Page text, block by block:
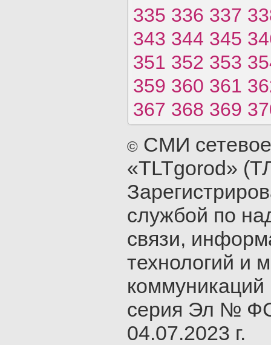
335 336 337
343 344 345
351 352 353
359 360 361
367 368 369
© СМИ
«TLTgorod»
службой по
связи,
технологий и
серия Эл №
04.07.2023 г.